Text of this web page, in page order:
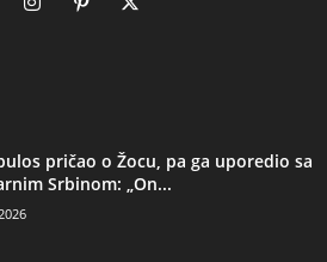
pričao o Žocu, pa ga uporedio sa
Srbinom: „On...